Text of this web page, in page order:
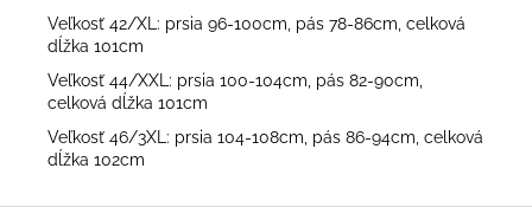
Veľkosť 42/XL: prsia 96-100cm, pás 78-86cm, celková
dĺžka 101cm
Veľkosť 44/XXL: prsia 100-104cm, pás 82-90cm,
celková dĺžka 101cm
Veľkosť 46/3XL: prsia 104-108cm, pás 86-94cm, celková
dĺžka 102cm